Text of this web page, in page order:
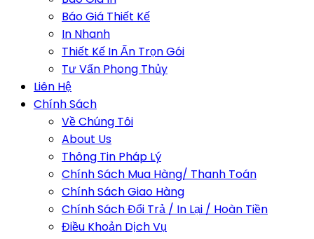
Báo Giá Thiết Kế
In Nhanh
Thiết Kế In Ấn Trọn Gói
Tư Vấn Phong Thủy
Liên Hệ
Chính Sách
Về Chúng Tôi
About Us
Thông Tin Pháp Lý
Chính Sách Mua Hàng/ Thanh Toán
Chính Sách Giao Hàng
Chính Sách Đổi Trả / In Lại / Hoàn Tiền
Điều Khoản Dịch Vụ